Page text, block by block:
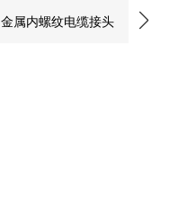
金属内螺纹电缆接头